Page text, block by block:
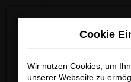
Zum
Cookie
Wir nutzen Cookies, um
unserer Webseite zu
Modelle